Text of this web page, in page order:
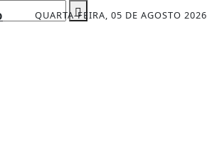
QUARTA-FEIRA, 05 DE AGOSTO 2026